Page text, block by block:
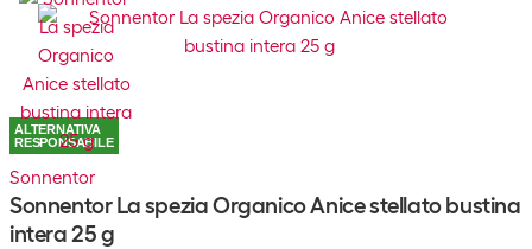
ALTERNATIVA
RESPONSABILE
Sonnentor
Sonnentor La spezia Organico Anice stellato bustina
intera 25 g